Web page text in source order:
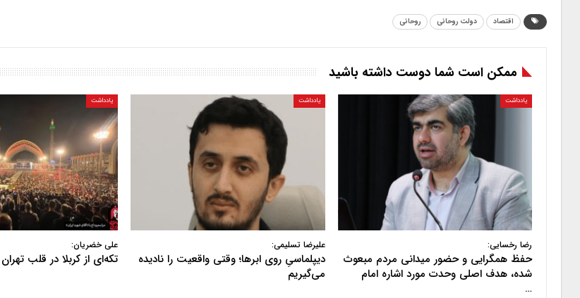
اقتصاد دولت روحانی روحانی
ممکن است شما دوست داشته باشید
یادداشت
رضا رخسایی:
حفظ همگرایی و حضور میدانی مردم مبعوث
شده، هدف اصلی وحدت مورد اشاره امام
…
یادداشت
علیرضا تسلیمی:
دیپلماسیِ روی ابرها؛ وقتی واقعیت را نادیده
می‌گیریم
یادداشت
علی خضریان:
تکه‌ای از کربلا در قلب تهران